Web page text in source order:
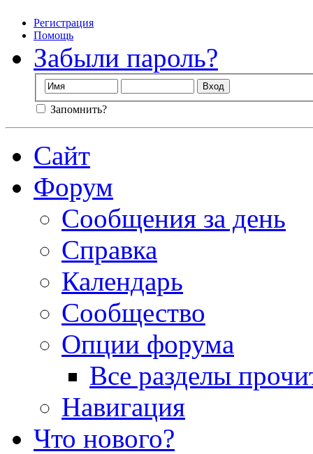
Регистрация
Помощь
Забыли пароль?
Запомнить?
Сайт
Форум
Сообщения за день
Справка
Календарь
Сообщество
Опции форума
Все разделы
Навигация
Что нового?